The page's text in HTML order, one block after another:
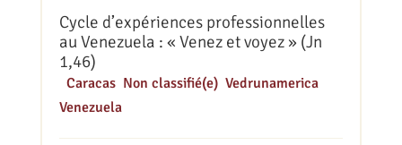
Cycle d’expériences professionnelles
au Venezuela : « Venez et voyez » (Jn
1,46)
Caracas, Non classifié(e), Vedrunamerica,
Venezuela